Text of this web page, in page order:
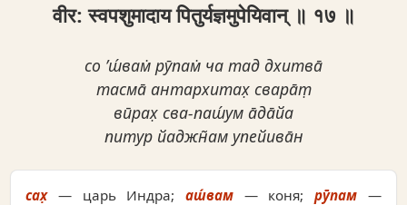
वीर: स्वपशुमादाय पितुर्यज्ञमुपेयिवान् ॥ १७ ॥
со ’ш́вам̇ рӯпам̇ ча тад дхитва̄
тасма̄ антархитах̣ свара̄т̣
вӣрах̣ сва-паш́ум а̄да̄йа
питур йаджн̃ам упейива̄н
сах̣— царь Индра; аш́вам — коня;рӯпам —